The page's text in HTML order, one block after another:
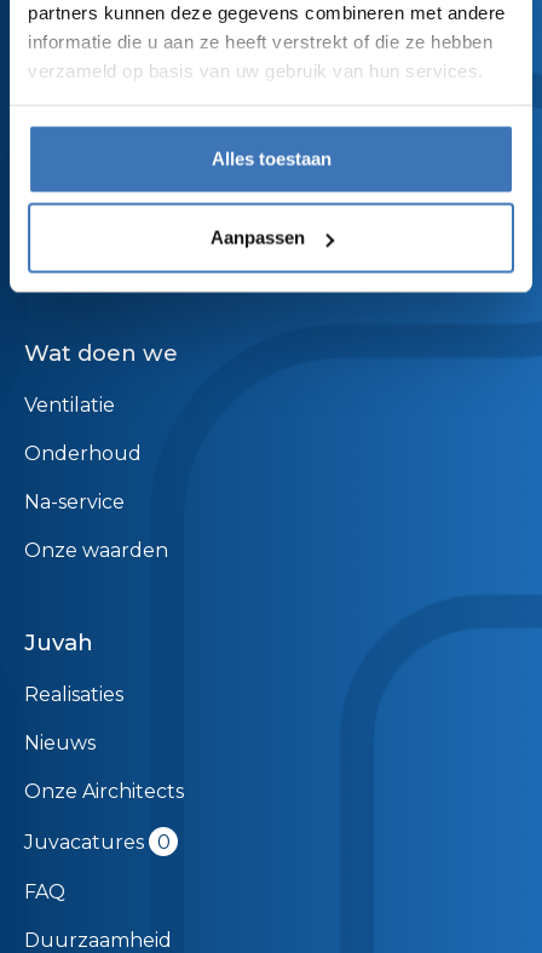
partners kunnen deze gegevens combineren met andere
informatie die u aan ze heeft verstrekt of die ze hebben
verzameld op basis van uw gebruik van hun services.
Alles toestaan
Aanpassen
NL827554837B01
Wat doen we
Ventilatie
Onderhoud
Na-service
Onze waarden
Juvah
Realisaties
Nieuws
Onze Airchitects
Juvacatures 0
FAQ
Duurzaamheid